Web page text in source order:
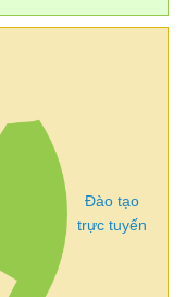
Đào tạo
trực tuyến